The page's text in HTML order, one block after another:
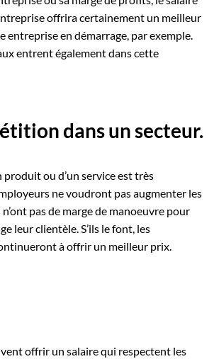
offrira certainement un meilleur
entreprise en démarrage, par exemple.
entrent également dans cette
dans un secteur.
produit ou d’un service est très
ne voudront pas augmenter les
n’ont pas de marge de manoeuvre pour
leur clientèle. S’ils le font, les
à offrir un meilleur prix.
offrir un salaire qui respectent les